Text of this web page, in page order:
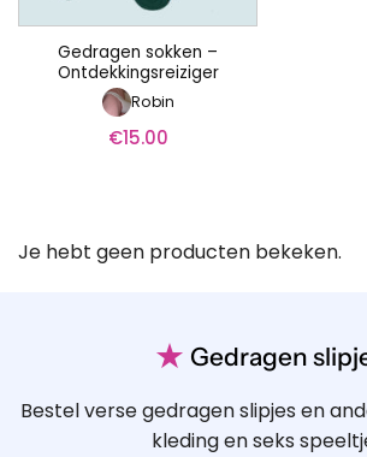
Gedragen sokken –
Ontdekkingsreiziger
Robin
€15.00
Je hebt geen producten bekeken.
★ Gedragen
Bestel verse gedragen slipjes en
kleding en seks